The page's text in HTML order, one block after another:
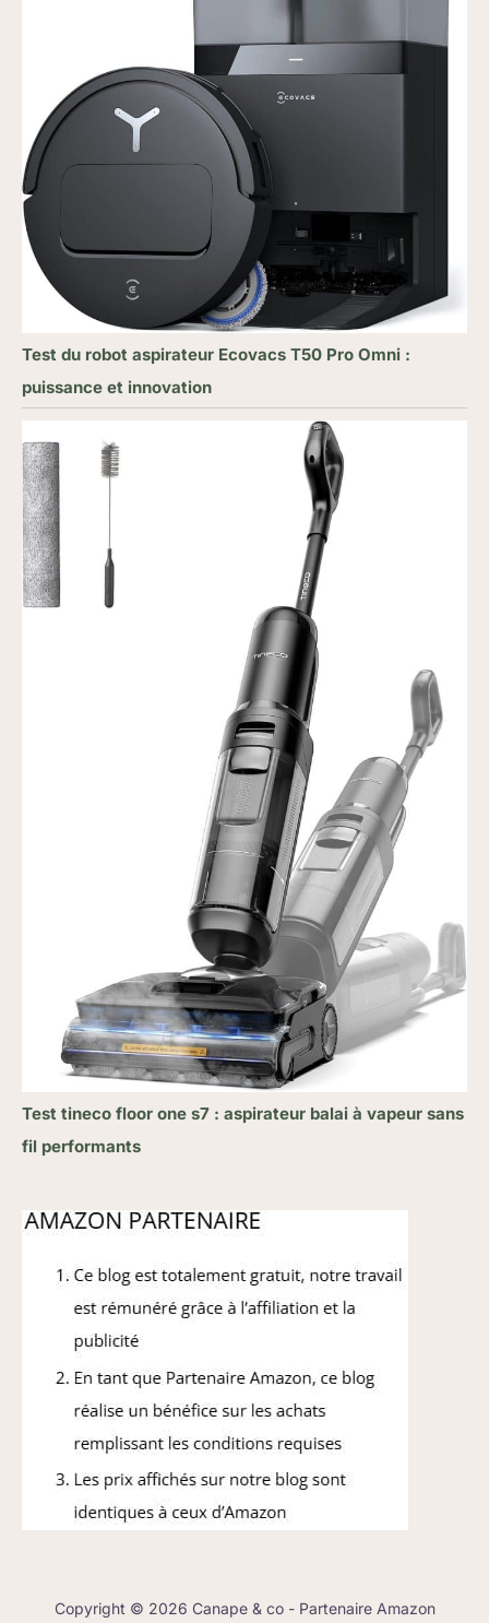
Test du robot aspirateur Ecovacs T50 Pro Omni :
puissance et innovation
Test tineco floor one s7 : aspirateur balai à vapeur sans
fil performants
Copyright © 2026 Canape & co - Partenaire Amazon